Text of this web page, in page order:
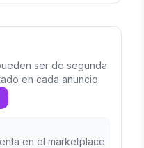
ser de segunda
en cada anuncio.
en el marketplace